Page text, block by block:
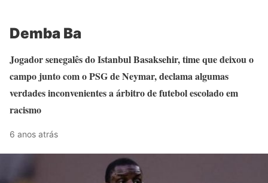
Demba Ba
Jogador senegalês do Istanbul Basaksehir, time que deixou o
campo junto com o PSG de Neymar, declama algumas
verdades inconvenientes a árbitro de futebol escolado em
racismo
6 anos atrás